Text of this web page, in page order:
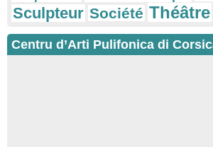
Sculpteur Société Théâtre
Centru d’Arti Pulifonica di